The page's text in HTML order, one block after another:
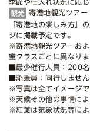
季節や仕入れ状況に応
寄港地観光ツアー
「寄港地の楽しみ方」
ジに掲載予定です。
※寄港地観光ツアーお
室クラスごとに異なりま
■最少催行人員：200
■添乗員：同行しません
※写真は全てイメージで
※天候その他の事情によ
※紅葉は気象状況等によ